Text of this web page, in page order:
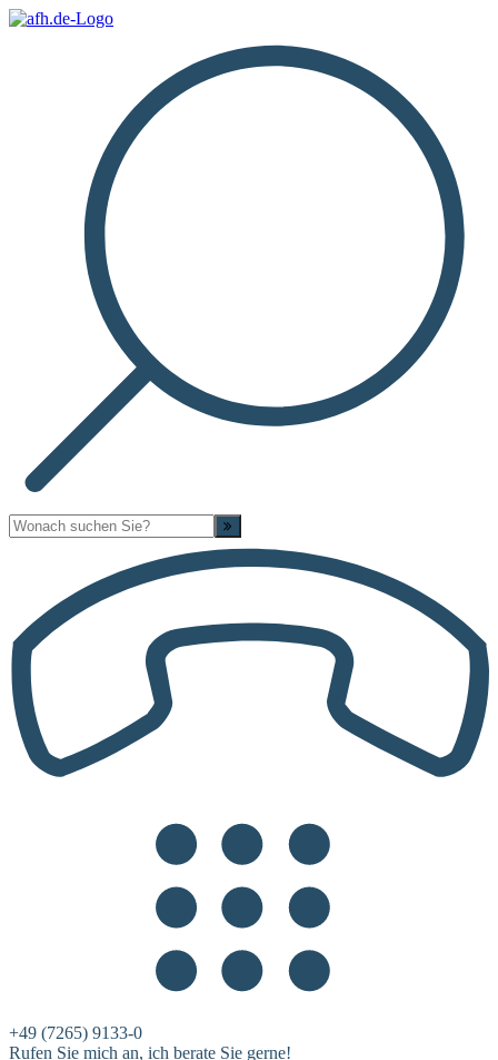
+49 (7265) 9133-0
Rufen Sie mich an, ich berate Sie gerne!